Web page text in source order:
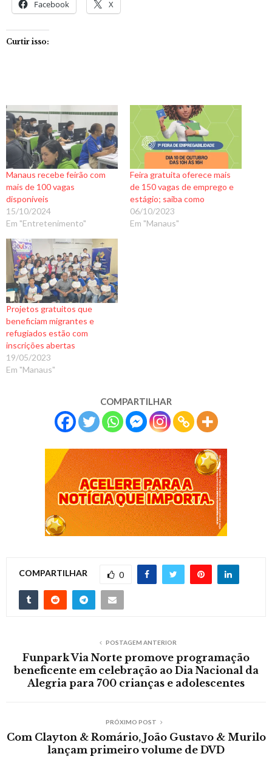
Facebook X
Curtir isso:
Manaus recebe feirão com
mais de 100 vagas
disponíveis
15/10/2024
Em "Entretenimento"
Feira gratuita oferece mais
de 150 vagas de emprego e
estágio; saiba como
06/10/2023
Em "Manaus"
Projetos gratuitos que
beneficiam migrantes e
refugiados estão com
inscrições abertas
19/05/2023
Em "Manaus"
COMPARTILHAR
COMPARTILHAR 0
POSTAGEM ANTERIOR
Funpark Via Norte promove programação
beneficente em celebração ao Dia Nacional da
Alegria para 700 crianças e adolescentes
PRÓXIMO POST
Com Clayton & Romário, João Gustavo & Murilo
lançam primeiro volume de DVD